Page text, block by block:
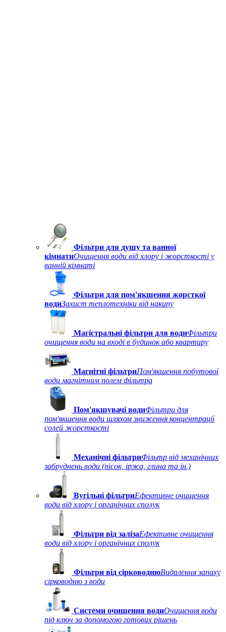
Фільтри для душу та ванної
кімнатиОчищення води від хлору і жорсткості у
ванній кімнаті
Фільтри для пом'якшення жорсткої
водиЗахист теплотехніки від накипу
Магістральні фільтри для водиФільтри
очищення води на вході в будинок або квартиру
Магнітні фільтриПом'якшення побутової
води магнітним полем фільтра
Пом'якшувачі водиФільтри для
пом'якшення води шляхом зниження концентрації
солей жорсткості
Механічні фільтриФільтр від механічних
забруднень води (пісок, іржа, глина та ін.)
Вугільні фільтриЕфективне очищення
води від хлору і органічних сполук
Фільтри від залізаЕфективне очищення
води від хлору і органічних сполук
Фільтри від сірководнюВидалення запаху
сірководню з води
Системи очищення водиОчищення води
під ключ за допомогою готових рішень